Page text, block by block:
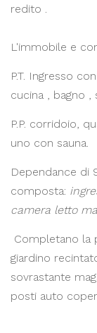
redito .
L'immobile e
P.T. Ingresso
cucina , bagno ,
P.P. corridoio,
uno con sauna.
Dependance di
composta:
camera letto
Completano la
giardino
sovrastante
posti auto